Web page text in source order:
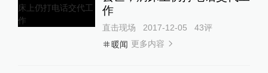
作
直击现场 2017-12-05 43评
暖闻 更多内容